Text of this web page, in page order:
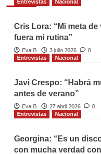
Entrevistas Nacional
Cris Lora: “Mi meta
fuera mi rutina”
Eva B. 3 julio 2026
0
Entrevistas
Nacional
Javi Crespo: “Habrá
antes de verano”
Eva B. 27 abril 2026
0
Entrevistas
Nacional
Georgina: “Es un
con mucha verdad